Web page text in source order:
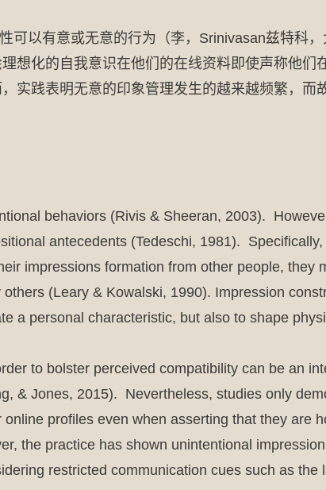
可以有意或无意的行为（李，Srinivasan兹特科
想化的自我意识在他们的在线资料即使声称他
实践表明无意的印象管理发生的越来越频繁，
behaviors (Rivis & Sheeran, 2003).
antecedents (Tedeschi, 1981).
impressions formation from other people, they
(Leary & Kowalski, 1990). Impression
a personal characteristic, but also to shape
to bolster perceived compatibility can be an
& Jones, 2015). Nevertheless, studies only
profiles even when asserting that they are
the practice has shown unintentional
restricted communication cues such as